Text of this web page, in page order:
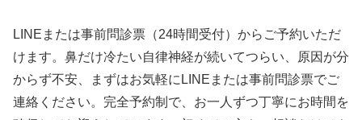
LINEまたは事前問診票（24時間受付）からご予約いただ
けます。鼻だけ冷たい自律神経が続いてつらい、原因が分
からず不安、まずはお気軽にLINEまたは事前問診票でご
連絡ください。完全予約制で、お一人ずつ丁寧にお時間を